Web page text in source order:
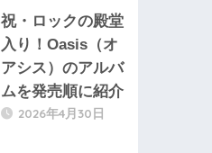
祝・ロックの殿堂
入り！Oasis（オ
アシス）のアルバ
ムを発売順に紹介
2026年4月30日